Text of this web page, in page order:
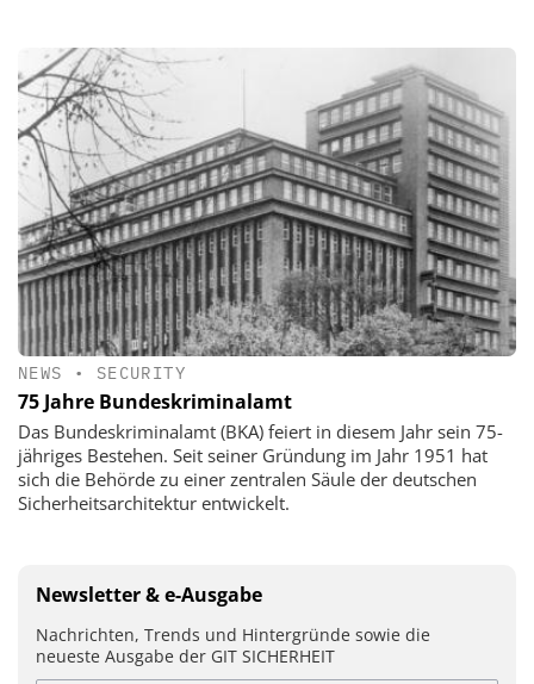
NEWS • SECURITY
75 Jahre Bundeskriminalamt
Das Bundeskriminalamt (BKA) feiert in diesem Jahr sein 75-
jähriges Bestehen. Seit seiner Gründung im Jahr 1951 hat
sich die Behörde zu einer zentralen Säule der deutschen
Sicherheitsarchitektur entwickelt.
Newsletter & e-Ausgabe
Nachrichten, Trends und Hintergründe sowie die
neueste Ausgabe der GIT SICHERHEIT